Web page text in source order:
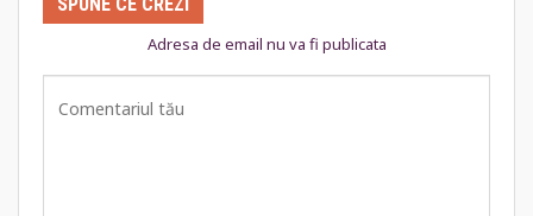
Adresa de email nu va fi publicata